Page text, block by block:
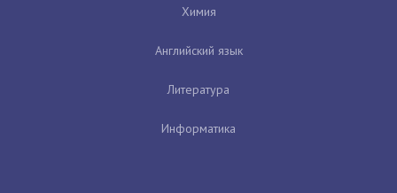
Химия
Английский язык
Литература
Информатика